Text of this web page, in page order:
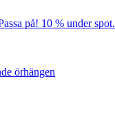
på! 10 % under spot.
örhängen